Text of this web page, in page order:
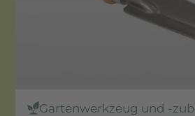
Gartenwerkzeug und -